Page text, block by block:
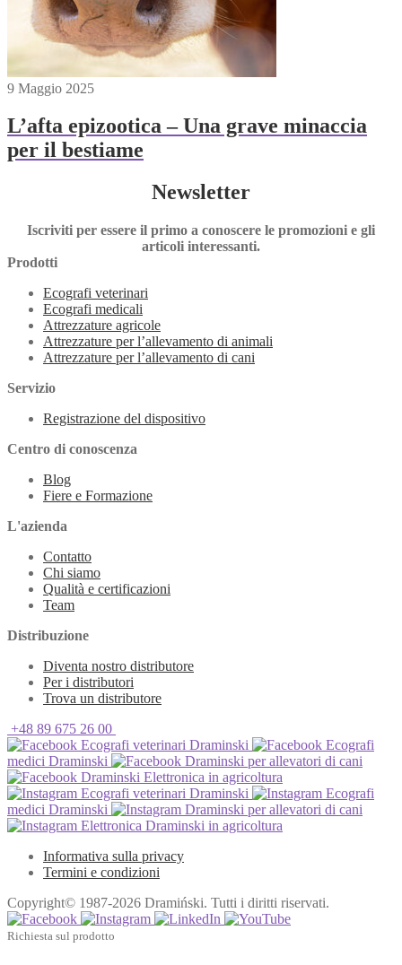
9 Maggio 2025
L’afta epizootica – Una grave minaccia
per il bestiame
Newsletter
Iscriviti per essere il primo a conoscere le promozioni e gli
articoli interessanti.
Prodotti
Ecografi veterinari
Ecografi medicali
Attrezzature agricole
Attrezzature per l’allevamento di animali
Attrezzature per l’allevamento di cani
Servizio
Registrazione del dispositivo
Centro di conoscenza
Blog
Fiere e Formazione
L'azienda
Contatto
Chi siamo
Qualità e certificazioni
Team
Distribuzione
Diventa nostro distributore
Per i distributori
Trova un distributore
+48 89 675 26 00
Ecografi veterinari Draminski
Ecografi
medici Draminski
Draminski per allevatori di cani
Draminski Elettronica in agricoltura
Ecografi veterinari Draminski
Ecografi
medici Draminski
Draminski per allevatori di cani
Elettronica Draminski in agricoltura
Informativa sulla privacy
Termini e condizioni
Copyright© 1987-2026 Dramiński. Tutti i diritti riservati.
Richiesta sul prodotto